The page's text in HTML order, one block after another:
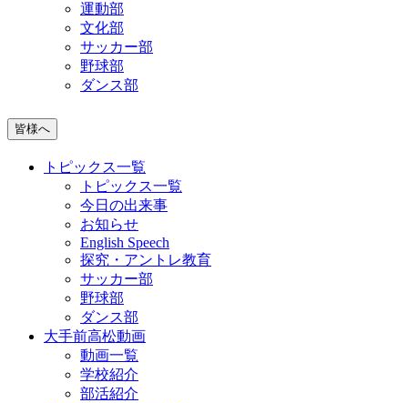
運動部
文化部
サッカー部
野球部
ダンス部
皆様へ
トピックス一覧
トピックス一覧
今日の出来事
お知らせ
English Speech
探究・アントレ教育
サッカー部
野球部
ダンス部
大手前高松動画
動画一覧
学校紹介
部活紹介